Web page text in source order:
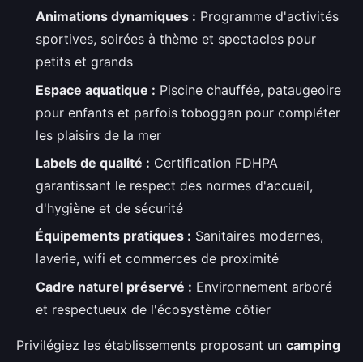
Animations dynamiques : Programme d'activités
sportives, soirées à thème et spectacles pour
petits et grands
Espace aquatique : Piscine chauffée, pataugeoire
pour enfants et parfois toboggan pour compléter
les plaisirs de la mer
Labels de qualité : Certification FDHPA
garantissant le respect des normes d'accueil,
d'hygiène et de sécurité
Équipements pratiques : Sanitaires modernes,
laverie, wifi et commerces de proximité
Cadre naturel préservé : Environnement arboré
et respectueux de l'écosystème côtier
Privilégiez les établissements proposant un camping